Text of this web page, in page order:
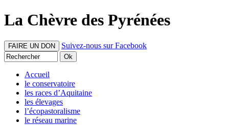
La Chèvre des Pyrénées
FAIRE UN DON Suivez-nous sur Facebook
Accueil
le conservatoire
les races d’Aquitaine
les élevages
l’écopastoralisme
le réseau marine